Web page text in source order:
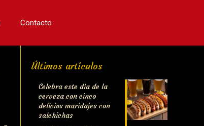
Contacto
Últimos artículos
Celebra este día de la
cerveza con cinco
delicios maridajes con
salchichas